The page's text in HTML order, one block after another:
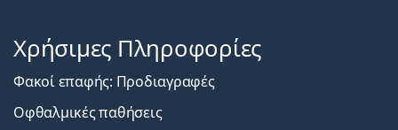
Χρήσιμες Πληροφορίες
Φακοί επαφής: Προδιαγραφές
Οφθαλμικές παθήσεις